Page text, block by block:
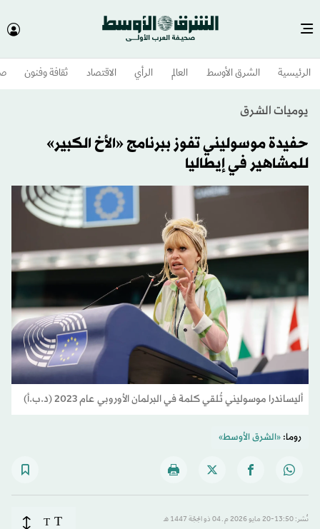
الرئيسية الشرق الأوسط​ العالم الرأي الاقتصاد ثقافة وفنون
يوميات الشرق
حفيدة موسوليني تفوز ببرنامج «الأخ الكبير»
للمشاهير في إيطاليا
أليساندرا موسوليني تُلقي كلمة في البرلمان الأوروبي عام 2023 (د.ب.أ)
روما:«الشرق الأوسط»
نُشر: 13:50-20 مايو 2026 م ـ 04 ذو الحِجّة 1447 هـ T
T